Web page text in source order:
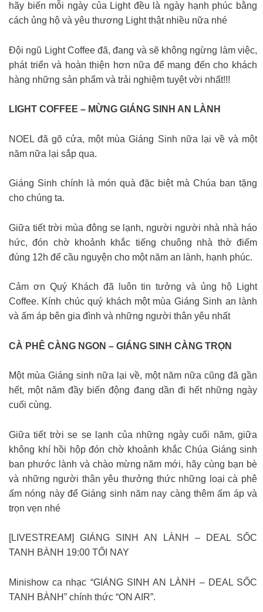
hãy biến mỗi ngày của Light đều là ngày hạnh phúc bằng
cách ủng hộ và yêu thương Light thật nhiều nữa nhé
Đội ngũ Light Coffee đã, đang và sẽ không ngừng làm việc,
phát triển và hoàn thiện hơn nữa để mang đến cho khách
hàng những sản phẩm và trải nghiệm tuyệt vời nhất!!!
LIGHT COFFEE – MỪNG GIÁNG SINH AN LÀNH
NOEL đã gõ cửa, một mùa Giáng Sinh nữa lại về và một
năm nữa lại sắp qua.
Giáng Sinh chính là món quà đặc biệt mà Chúa ban tặng
cho chúng ta.
Giữa tiết trời mùa đông se lạnh, người người nhà nhà háo
hức, đón chờ khoảnh khắc tiếng chuông nhà thờ điểm
đúng 12h để cầu nguyện cho một năm an lành, hạnh phúc.
Cảm ơn Quý Khách đã luôn tin tưởng và ủng hộ Light
Coffee. Kính chúc quý khách một mùa Giáng Sinh an lành
và ấm áp bên gia đình và những người thân yêu nhất
CÀ PHÊ CÀNG NGON – GIÁNG SINH CÀNG TRỌN
Một mùa Giáng sinh nữa lại về, một năm nữa cũng đã gần
hết, một năm đầy biến động đang dần đi hết những ngày
cuối cùng.
Giữa tiết trời se se lạnh của những ngày cuối năm, giữa
không khí hồi hộp đón chờ khoảnh khắc Chúa Giáng sinh
ban phước lành và chào mừng năm mới, hãy cùng bạn bè
và những người thân yêu thưởng thức những loại cà phê
ấm nóng này để Giáng sinh năm nay càng thêm ấm áp và
trọn vẹn nhé
[LIVESTREAM] GIÁNG SINH AN LÀNH – DEAL SỐC
TANH BÀNH 19:00 TỐI NAY
️️Minishow ca nhạc “GIÁNG SINH AN LÀNH – DEAL SỐC
TANH BÀNH” chính thức “ON AIR”.